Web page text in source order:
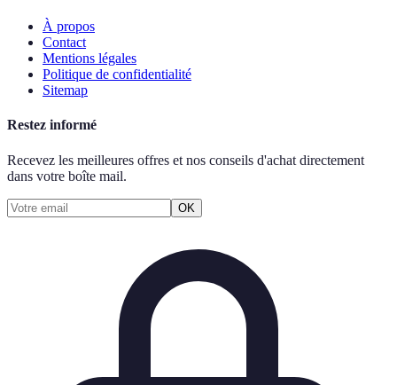
À propos
Contact
Mentions légales
Politique de confidentialité
Sitemap
Restez informé
Recevez les meilleures offres et nos conseils d'achat directement
dans votre boîte mail.
OK